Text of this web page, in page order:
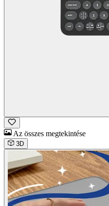
Az összes megtekintése
3D